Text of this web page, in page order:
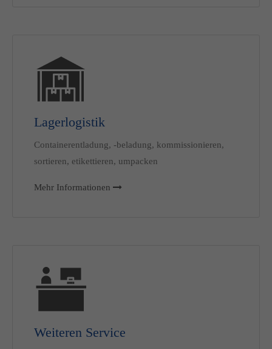
Lagerlogistik
Containerentladung, -beladung, kommissionieren,
sortieren, etikettieren, umpacken
Mehr Informationen
Weiteren Service